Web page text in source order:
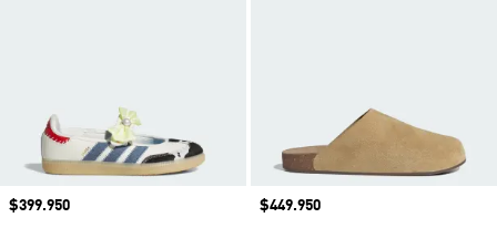
Precio
$399.950
Precio
$449.950